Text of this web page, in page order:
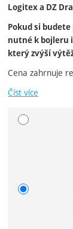
Logitex a DZ
Pokud si
nutné k bojleru
který zvýší
Cena zahrnuje
Číst více
Vyberte